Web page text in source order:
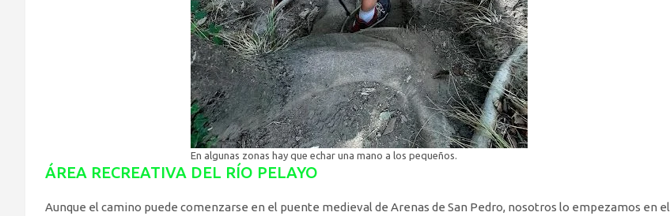
En algunas zonas hay que echar una mano a los pequeños.
ÁREA RECREATIVA DEL RÍO PELAYO
Aunque el camino puede comenzarse en el puente medieval de Arenas de San Pedro, nosotros lo empezamos en el